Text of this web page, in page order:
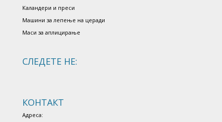
Каландери и преси
Машини за лепење на церади
Маси за аплицирање
СЛЕДЕТЕ НЕ:
КОНТАКТ
Адреса: